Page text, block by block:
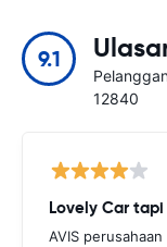
9.1
12840
AVIS